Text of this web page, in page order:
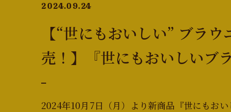
2024.09.24
【“世にもおいしい” ブラ
売！】『世にもおいしいブ
2024年10月7日（月）より新商品『世にもお